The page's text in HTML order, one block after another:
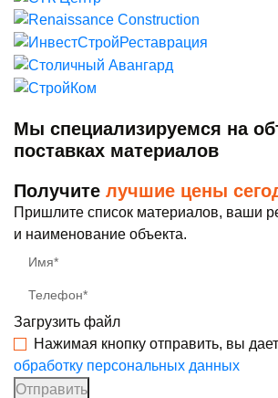
Мы специализируемся на
поставках материалов
Получите лучшие цены
Пришлите список материалов, ваши
и наименование объекта.
Имя*
Телефон*
Загрузить файл
Нажимая кнопку отправить, вы
обработку персональных данных
Отправить